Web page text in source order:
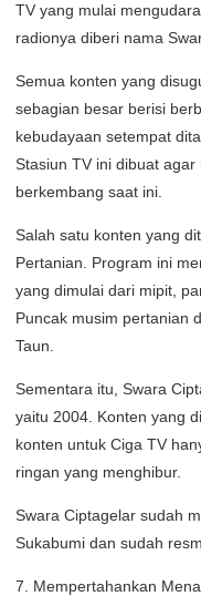
TV yang mulai
radionya diberi nama
Semua konten yang
sebagian besar berisi
kebudayaan setempat
Stasiun TV ini dibuat
berkembang saat ini.
Salah satu konten yang
Pertanian. Program ini
yang dimulai dari mipit,
Puncak musim pertanian
Taun.
Sementara itu, Swara
yaitu 2004. Konten yang
konten untuk Ciga TV
ringan yang menghibur.
Swara Ciptagelar sudah
Sukabumi dan sudah
7. Mempertahankan